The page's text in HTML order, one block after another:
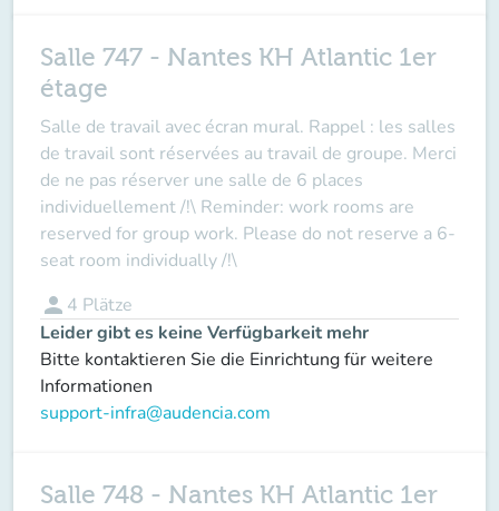
Salle 747 - Nantes KH Atlantic 1er
étage
Salle de travail avec écran mural. Rappel : les salles
de travail sont réservées au travail de groupe. Merci
de ne pas réserver une salle de 6 places
individuellement /!\ Reminder: work rooms are
reserved for group work. Please do not reserve a 6-
seat room individually /!\
person 4 Plätze
Leider gibt es keine Verfügbarkeit mehr
Bitte kontaktieren Sie die Einrichtung für weitere
Informationen
support-infra@audencia.com
Salle 748 - Nantes KH Atlantic 1er